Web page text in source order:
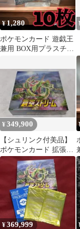
¥1,280
ポケモンカード 遊戯王
兼用 BOX用プラスチッ
ーダー52
¥349,900
【シュリンク付美品】
ポケモンカード 拡張パ
ック 蒼空ストリーム
¥369,999